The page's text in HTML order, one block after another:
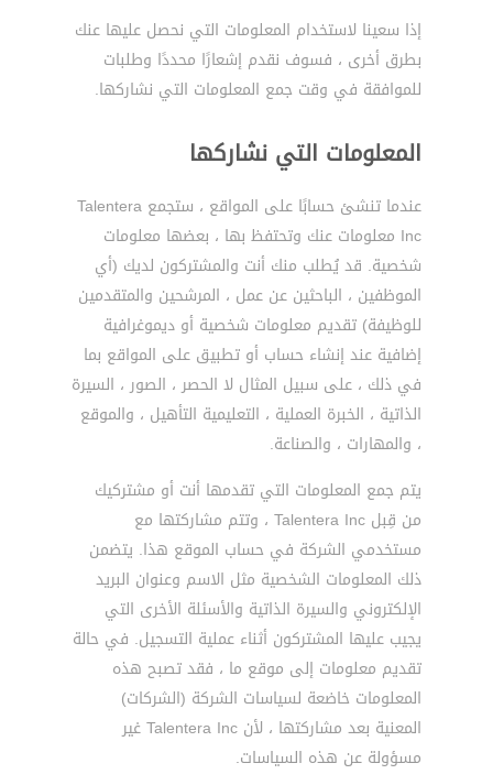
إذا سعينا لاستخدام المعلومات التي نحصل عليها عنك
بطرق أخرى ، فسوف نقدم إشعارًا محددًا وطلبات
للموافقة في وقت جمع المعلومات التي نشاركها.
المعلومات التي نشاركها
عندما تنشئ حسابًا على المواقع ، ستجمع Talentera
Inc معلومات عنك وتحتفظ بها ، بعضها معلومات
شخصية. قد يُطلب منك أنت والمشتركون لديك (أي
الموظفين ، الباحثين عن عمل ، المرشحين والمتقدمين
للوظيفة) تقديم معلومات شخصية أو ديموغرافية
إضافية عند إنشاء حساب أو تطبيق على المواقع بما
في ذلك ، على سبيل المثال لا الحصر ، الصور ، السيرة
الذاتية ، الخبرة العملية ، التعليمية التأهيل ، والموقع
، والمهارات ، والصناعة.
يتم جمع المعلومات التي تقدمها أنت أو مشتركيك
من قِبل Talentera Inc ، وتتم مشاركتها مع
مستخدمي الشركة في حساب الموقع هذا. يتضمن
ذلك المعلومات الشخصية مثل الاسم وعنوان البريد
الإلكتروني والسيرة الذاتية والأسئلة الأخرى التي
يجيب عليها المشتركون أثناء عملية التسجيل. في حالة
تقديم معلومات إلى موقع ما ، فقد تصبح هذه
المعلومات خاضعة لسياسات الشركة (الشركات)
المعنية بعد مشاركتها ، لأن Talentera Inc غير
مسؤولة عن هذه السياسات.